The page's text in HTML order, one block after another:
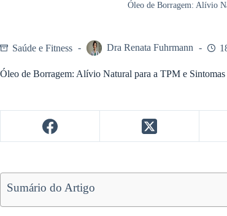
Óleo de Borragem: Alívio
Saúde e Fitness Dra Renata Fuhrmann
Óleo de Borragem: Alívio Natural para a TPM e Sintomas
Sumário do Artigo